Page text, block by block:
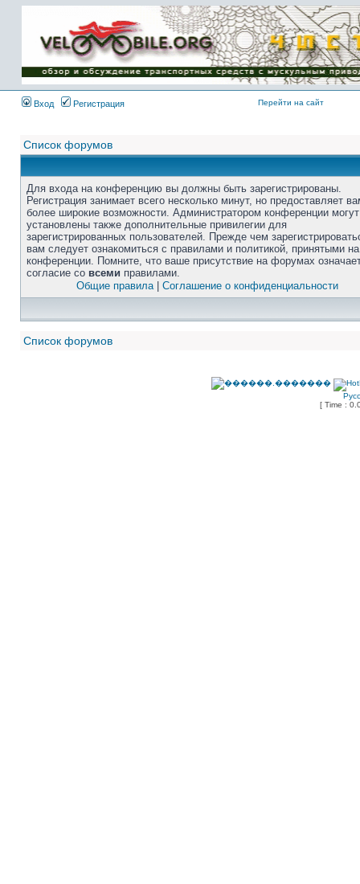
Вход Регистрация Перейти на сайт
Список форумов
Для входа на конференцию вы должны быть зарегистрированы.
Регистрация занимает всего несколько минут, но предоставляет
более широкие возможности. Администратором конференции
установлены также дополнительные привилегии для
зарегистрированных пользователей. Прежде чем
вам следует ознакомиться с правилами и политикой, принятыми на
конференции. Помните, что ваше присутствие на форумах
согласие со всеми правилами.
Общие правила| Соглашение о конфиденциальности
Список форумов
[ Time :